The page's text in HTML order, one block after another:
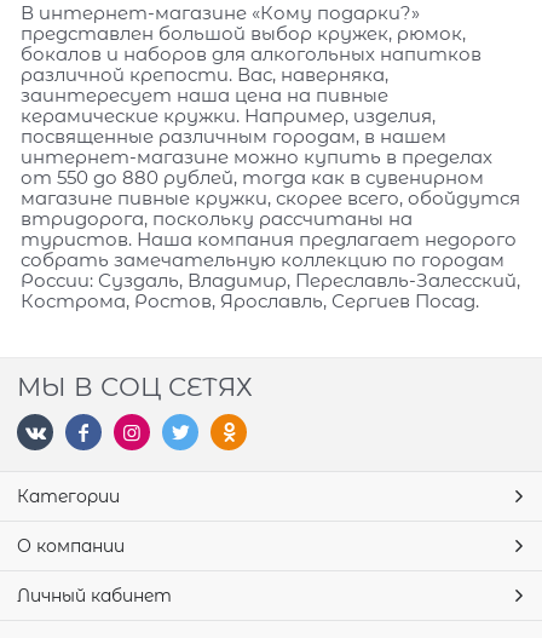
В интернет-магазине «Кому подарки?»
представлен большой выбор кружек, рюмок,
бокалов и наборов для алкогольных напитков
различной крепости. Вас, наверняка,
заинтересует наша цена на пивные
керамические кружки. Например, изделия,
посвященные различным городам, в нашем
интернет-магазине можно купить в пределах
от 550 до 880 рублей, тогда как в сувенирном
магазине пивные кружки, скорее всего, обойдутся
втридорога, поскольку рассчитаны на
туристов. Наша компания предлагает недорого
собрать замечательную коллекцию по городам
России: Суздаль, Владимир, Переславль-Залесский,
Кострома, Ростов, Ярославль, Сергиев Посад.
МЫ В СОЦ СЕТЯХ
Категории
О компании
Личный кабинет